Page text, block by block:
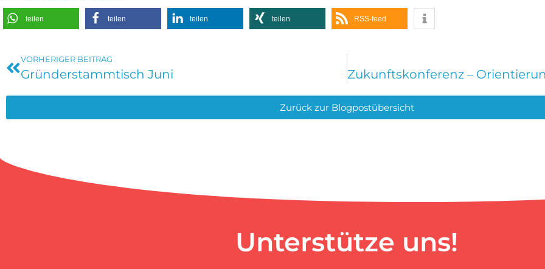
teilen teilen teilen teilen RSS-feed
VORHERIGER BEITRAG
Gründerstammtisch Juni
Zurück zur Blogpostübersicht
Unterstütze uns!